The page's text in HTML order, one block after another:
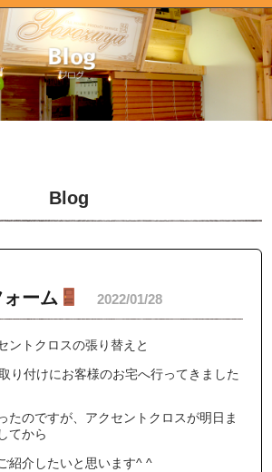
Blog
ーム 2022/01/28
ントクロスの張り替えと
り付けにお客様のお宅へ行ってきました
たのですが、アクセントクロスが明日ま
てから
紹介したいと思います^ ^